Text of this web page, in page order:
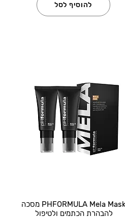
להוסיף לסל
PHFORMULA Mela Mask מסכה
להבהרת הכתמים ולטיפול